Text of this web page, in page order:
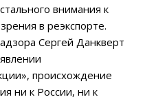
внимания к
в реэкспорте.
Сергей Данкверт
происхождение
ни к России, ни к